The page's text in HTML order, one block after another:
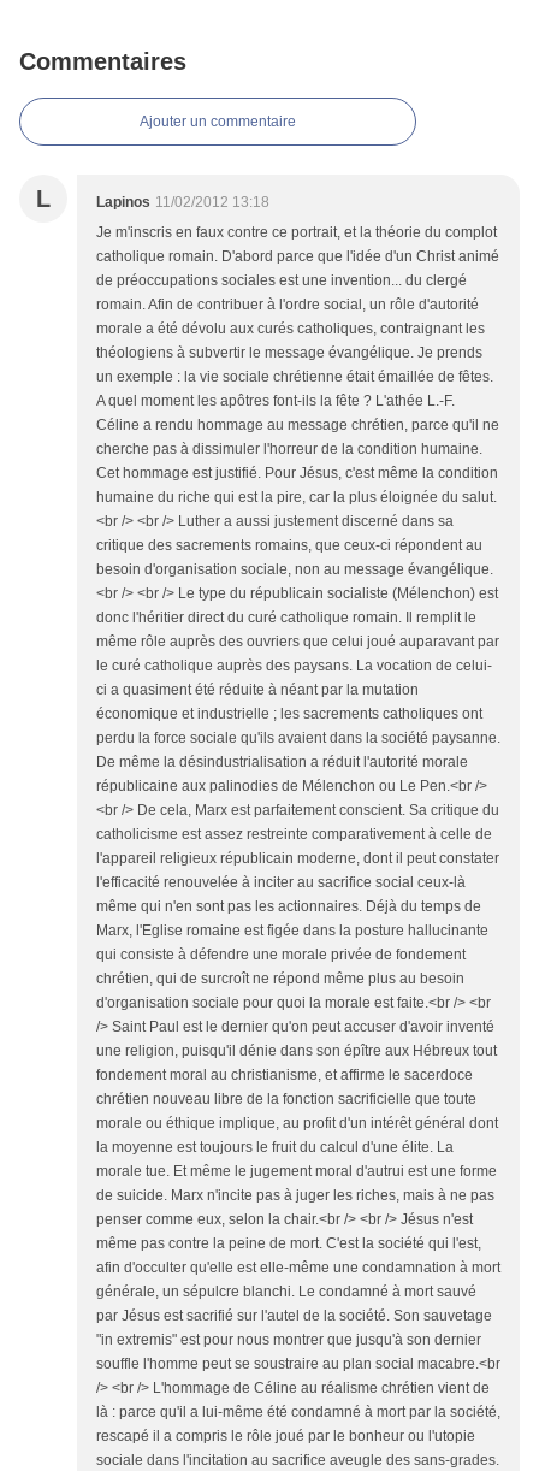
Commentaires
Ajouter un commentaire
L Lapinos 11/02/2012 13:18
Je m'inscris en faux contre ce portrait, et la théorie du complot
catholique romain. D'abord parce que l'idée d'un Christ animé
de préoccupations sociales est une invention... du clergé
romain. Afin de contribuer à l'ordre social, un rôle d'autorité
morale a été dévolu aux curés catholiques, contraignant les
théologiens à subvertir le message évangélique. Je prends
un exemple : la vie sociale chrétienne était émaillée de fêtes.
A quel moment les apôtres font-ils la fête ? L'athée L.-F.
Céline a rendu hommage au message chrétien, parce qu'il ne
cherche pas à dissimuler l'horreur de la condition humaine.
Cet hommage est justifié. Pour Jésus, c'est même la condition
humaine du riche qui est la pire, car la plus éloignée du salut.
<br /> <br /> Luther a aussi justement discerné dans sa
critique des sacrements romains, que ceux-ci répondent au
besoin d'organisation sociale, non au message évangélique.
<br /> <br /> Le type du républicain socialiste (Mélenchon) est
donc l'héritier direct du curé catholique romain. Il remplit le
même rôle auprès des ouvriers que celui joué auparavant par
le curé catholique auprès des paysans. La vocation de celui-
ci a quasiment été réduite à néant par la mutation
économique et industrielle ; les sacrements catholiques ont
perdu la force sociale qu'ils avaient dans la société paysanne.
De même la désindustrialisation a réduit l'autorité morale
républicaine aux palinodies de Mélenchon ou Le Pen.<br />
<br /> De cela, Marx est parfaitement conscient. Sa critique du
catholicisme est assez restreinte comparativement à celle de
l'appareil religieux républicain moderne, dont il peut constater
l'efficacité renouvelée à inciter au sacrifice social ceux-là
même qui n'en sont pas les actionnaires. Déjà du temps de
Marx, l'Eglise romaine est figée dans la posture hallucinante
qui consiste à défendre une morale privée de fondement
chrétien, qui de surcroît ne répond même plus au besoin
d'organisation sociale pour quoi la morale est faite.<br /> <br
/> Saint Paul est le dernier qu'on peut accuser d'avoir inventé
une religion, puisqu'il dénie dans son épître aux Hébreux tout
fondement moral au christianisme, et affirme le sacerdoce
chrétien nouveau libre de la fonction sacrificielle que toute
morale ou éthique implique, au profit d'un intérêt général dont
la moyenne est toujours le fruit du calcul d'une élite. La
morale tue. Et même le jugement moral d'autrui est une forme
de suicide. Marx n'incite pas à juger les riches, mais à ne pas
penser comme eux, selon la chair.<br /> <br /> Jésus n'est
même pas contre la peine de mort. C'est la société qui l'est,
afin d'occulter qu'elle est elle-même une condamnation à mort
générale, un sépulcre blanchi. Le condamné à mort sauvé
par Jésus est sacrifié sur l'autel de la société. Son sauvetage
"in extremis" est pour nous montrer que jusqu'à son dernier
souffle l'homme peut se soustraire au plan social macabre.<br
/> <br /> L'hommage de Céline au réalisme chrétien vient de
là : parce qu'il a lui-même été condamné à mort par la société,
rescapé il a compris le rôle joué par le bonheur ou l'utopie
sociale dans l'incitation au sacrifice aveugle des sans-grades.